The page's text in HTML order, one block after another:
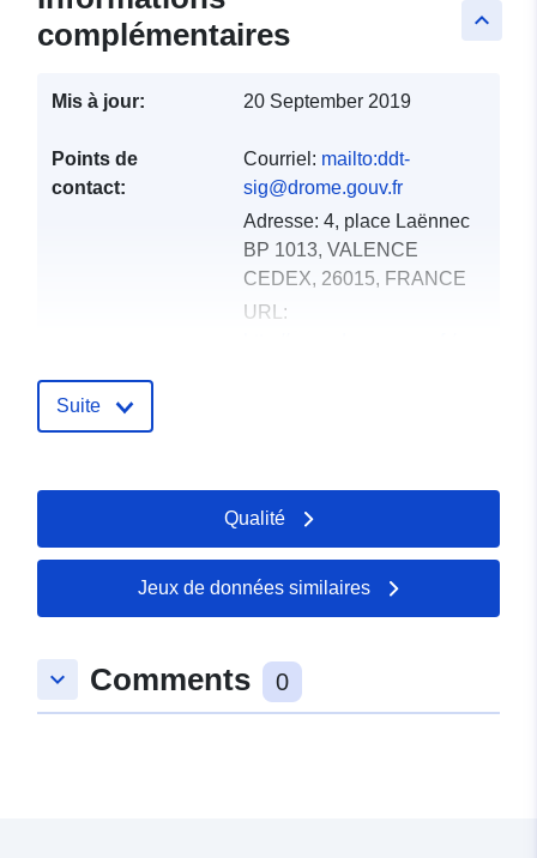
keyboard_arrow_up
complémentaires
Mis à jour: 20 September 2019
Points de
contact:
Courriel: mailto:ddt-
sig@drome.gouv.fr
Adresse: 4, place Laënnec
BP 1013, VALENCE
CEDEX, 26015, FRANCE
URL:
Compte rendu du
catalogue:
01 October 2022
spatial: Coordonnées: [ [
4.91622114, 44.84740448 ],
[ 4.91622114, 44.90122604
44.90122604 ], [
4.97743511, 44.84740448 ],
Suite
Qualité
Jeux de données similaires
keyboard_arrow_down Comments 0